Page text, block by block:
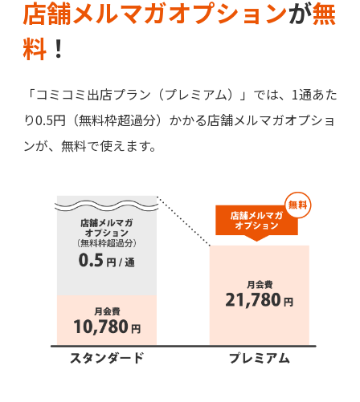
店舗メルマガオプションが無
料！
「コミコミ出店プラン（プレミアム）」では、1通あた
り0.5円（無料枠超過分）かかる店舗メルマガオプショ
ンが、無料で使えます。